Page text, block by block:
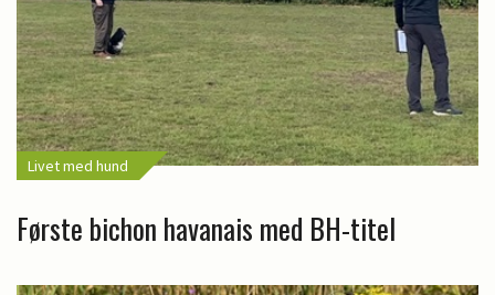
Livet med hund
Første bichon havanais med BH-titel